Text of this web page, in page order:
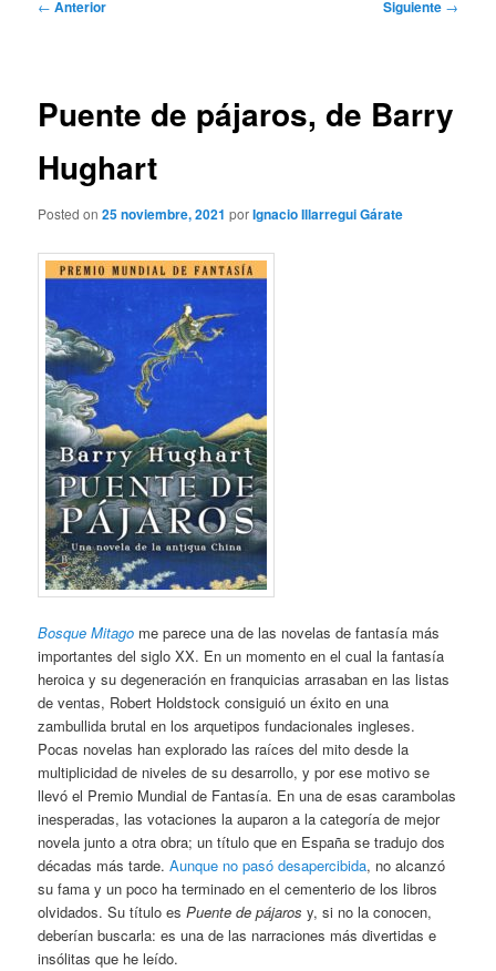
← Anterior Siguiente →
Puente de pájaros, de Barry
Hughart
Posted on25 noviembre, 2021 porIgnacio Illarregui Gárate
Bosque Mitago me parece una de las novelas de fantasía más
importantes del siglo XX. En un momento en el cual la fantasía
heroica y su degeneración en franquicias arrasaban en las listas
de ventas, Robert Holdstock consiguió un éxito en una
zambullida brutal en los arquetipos fundacionales ingleses.
Pocas novelas han explorado las raíces del mito desde la
multiplicidad de niveles de su desarrollo, y por ese motivo se
llevó el Premio Mundial de Fantasía. En una de esas carambolas
inesperadas, las votaciones la auparon a la categoría de mejor
novela junto a otra obra; un título que en España se tradujo dos
décadas más tarde.Aunque no pasó desapercibida, no alcanzó
su fama y un poco ha terminado en el cementerio de los libros
olvidados. Su título esPuente de pájaros y, si no la conocen,
deberían buscarla: es una de las narraciones más divertidas e
insólitas que he leído.